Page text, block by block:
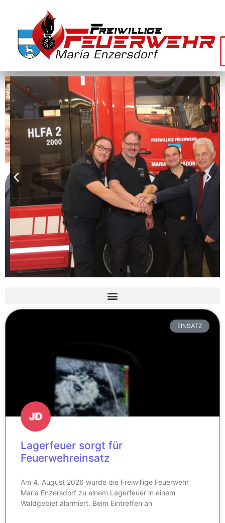
Slider 3 Überschrift
Hier klicken
EINSATZ
Lagerfeuer sorgt für
Feuerwehreinsatz
Am 4. August 2026 wurde die Freiwillige Feuerwehr
Maria Enzersdorf zu einem Lagerfeuer in einem
Waldgebiet alarmiert. Beim Eintreffen an